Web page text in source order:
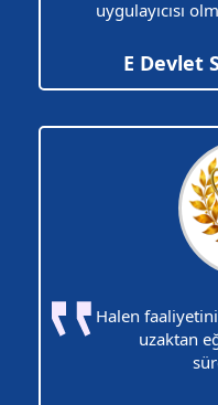
uygulayıcısı
E Devlet
Halen
uzaktan